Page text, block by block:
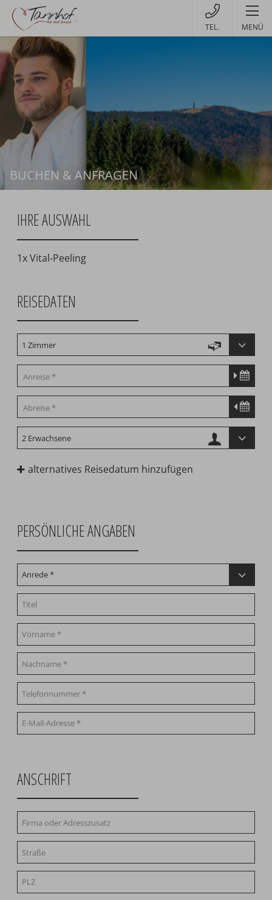
MENÜ
BUCHEN & ANFRAGEN Buchen
IHRE AUSWAHL
1x Vital-Peeling
REISEDATEN
alternatives Reisedatum hinzufügen
PERSÖNLICHE ANGABEN
ANSCHRIFT